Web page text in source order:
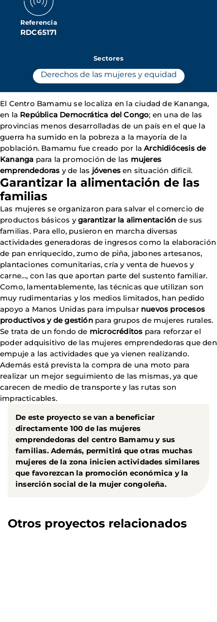
Referencia
RDC65171
Sectores
Derechos de las mujeres y equidad
El Centro Bamamu se localiza en la ciudad de Kananga,
en la República Democrática del Congo; en una de las
provincias menos desarrolladas de un país en el que la
guerra ha sumido en la pobreza a la mayoría de la
población. Bamamu fue creado por laArchidiócesis de
Kananga para la promoción de las mujeres
emprendedoras y de las jóvenes en situación difícil.
Garantizar la alimentación de las
familias
Las mujeres se organizaron para salvar el comercio de
productos básicos ygarantizar la alimentaciónde sus
familias. Para ello, pusieron en marcha diversas
actividades generadoras de ingresos como la elaboración
de pan enriquecido, zumo de piña, jabones artesanos,
plantaciones comunitarias, cría y venta de huevos y
carne…, con las que aportan parte del sustento familiar.
Como, lamentablemente, las técnicas que utilizan son
muy rudimentarias y los medios limitados, han pedido
apoyo a Manos Unidas para impulsar nuevos procesos
productivos y de gestión para grupos de mujeres rurales.
Se trata de un fondo de microcréditos para reforzar el
poder adquisitivo de las mujeres emprendedoras que den
empuje a las actividades que ya vienen realizando.
Además está prevista la compra de una moto para
realizar un mejor seguimiento de las mismas, ya que
carecen de medio de transporte y las rutas son
impracticables.
De este proyecto se van a beneficiar
directamente 100 de las mujeres
emprendedoras del centro Bamamu y sus
familias. Además, permitirá que otras muchas
mujeres de la zona inicien actividades similares
que favorezcan la promoción económica y la
inserción social de la mujer congoleña.
Otros proyectos relacionados